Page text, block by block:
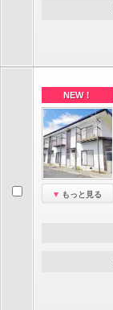
NEW！
もっと見る